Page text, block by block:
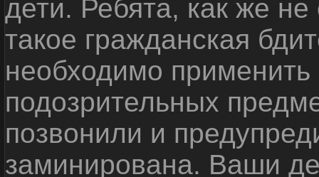
дети. Ребята, как же не
такое гражданская
необходимо
подозрительных
позвонили и
заминирована. Ваши